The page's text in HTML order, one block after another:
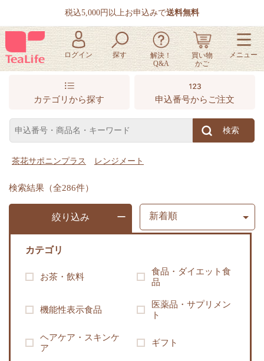
税込5,000円以上お申込みで送料無料
カテゴリから探す 申込番号からご注文
検索結果 （全286件）
絞り込み
カテゴリ
お茶・飲料
食品・ダイエット食
品
機能性表示食品
医薬品・サプリメン
ト
ヘアケア・スキンケ
ア
ギフト